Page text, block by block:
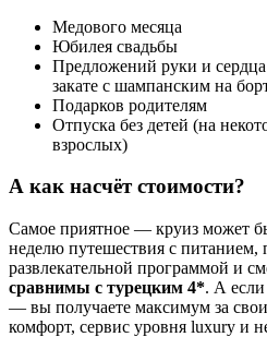
Медового месяца
Юбилея свадьбы
Предложений руки и
закате с шампанским на
Подарков родителям
Отпуска без детей (на
взрослых)
А как насчёт стоимости?
Самое приятное — круиз может
неделю путешествия с питанием,
развлекательной программой и
сравнимы с турецким 4*. А
— вы получаете максимум за
комфорт, сервис уровня luxury и